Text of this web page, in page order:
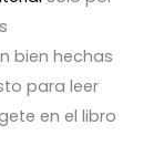
bien hechas
para leer
en el libro